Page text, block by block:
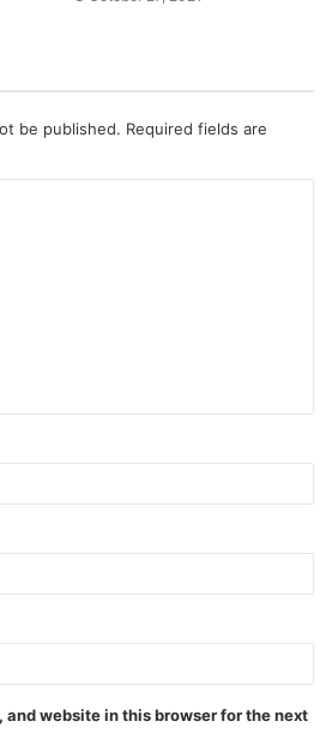
be published. Required fields are
and website in this browser for the next